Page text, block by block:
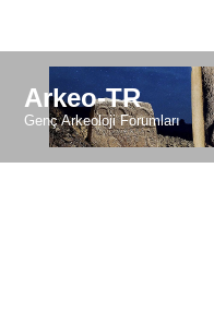
Arkeo-TR
Genç Arkeoloji Forumları